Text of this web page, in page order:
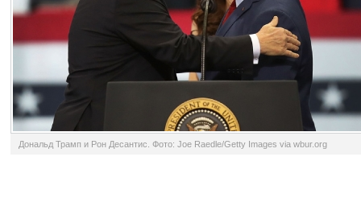
Дональд Трамп и Рон Десантис. Фото: Joe Raedle/Getty Images via wbur.org